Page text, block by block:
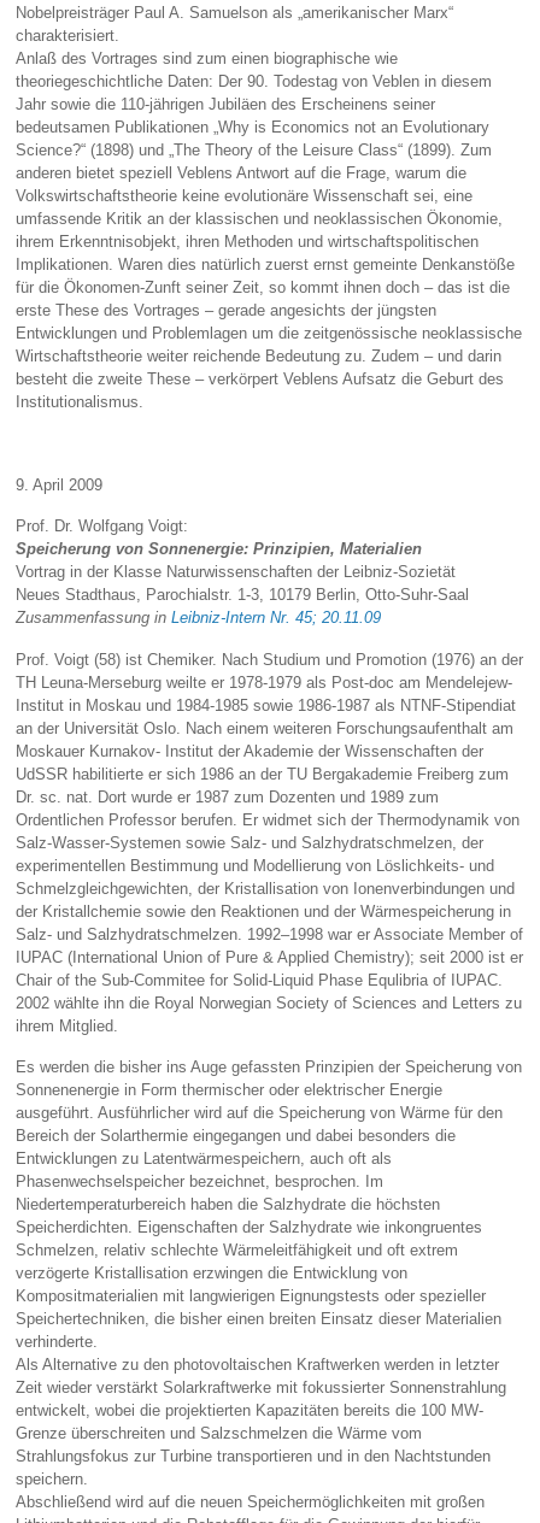
Nobelpreisträger Paul A. Samuelson als „amerikanischer Marx“
charakterisiert.
Anlaß des Vortrages sind zum einen biographische wie
theoriegeschichtliche Daten: Der 90. Todestag von Veblen in diesem
Jahr sowie die 110-jährigen Jubiläen des Erscheinens seiner
bedeutsamen Publikationen „Why is Economics not an Evolutionary
Science?“ (1898) und „The Theory of the Leisure Class“ (1899). Zum
anderen bietet speziell Veblens Antwort auf die Frage, warum die
Volkswirtschaftstheorie keine evolutionäre Wissenschaft sei, eine
umfassende Kritik an der klassischen und neoklassischen Ökonomie,
ihrem Erkenntnisobjekt, ihren Methoden und wirtschaftspolitischen
Implikationen. Waren dies natürlich zuerst ernst gemeinte Denkanstöße
für die Ökonomen-Zunft seiner Zeit, so kommt ihnen doch – das ist die
erste These des Vortrages – gerade angesichts der jüngsten
Entwicklungen und Problemlagen um die zeitgenössische neoklassische
Wirtschaftstheorie weiter reichende Bedeutung zu. Zudem – und darin
besteht die zweite These – verkörpert Veblens Aufsatz die Geburt des
Institutionalismus.
9. April 2009
Prof. Dr. Wolfgang Voigt:
Speicherung von Sonnenergie: Prinzipien, Materialien
Vortrag in der Klasse Naturwissenschaften der Leibniz-Sozietät
Neues Stadthaus, Parochialstr. 1-3, 10179 Berlin, Otto-Suhr-Saal
Zusammenfassung inLeibniz-Intern Nr. 45; 20.11.09
Prof. Voigt (58) ist Chemiker. Nach Studium und Promotion (1976) an der
TH Leuna-Merseburg weilte er 1978-1979 als Post-doc am Mendelejew-
Institut in Moskau und 1984-1985 sowie 1986-1987 als NTNF-Stipendiat
an der Universität Oslo. Nach einem weiteren Forschungsaufenthalt am
Moskauer Kurnakov- Institut der Akademie der Wissenschaften der
UdSSR habilitierte er sich 1986 an der TU Bergakademie Freiberg zum
Dr. sc. nat. Dort wurde er 1987 zum Dozenten und 1989 zum
Ordentlichen Professor berufen. Er widmet sich der Thermodynamik von
Salz-Wasser-Systemen sowie Salz- und Salzhydratschmelzen, der
experimentellen Bestimmung und Modellierung von Löslichkeits- und
Schmelzgleichgewichten, der Kristallisation von Ionenverbindungen und
der Kristallchemie sowie den Reaktionen und der Wärmespeicherung in
Salz- und Salzhydratschmelzen. 1992–1998 war er Associate Member of
IUPAC (International Union of Pure & Applied Chemistry); seit 2000 ist er
Chair of the Sub-Commitee for Solid-Liquid Phase Equlibria of IUPAC.
2002 wählte ihn die Royal Norwegian Society of Sciences and Letters zu
ihrem Mitglied.
Es werden die bisher ins Auge gefassten Prinzipien der Speicherung von
Sonnenenergie in Form thermischer oder elektrischer Energie
ausgeführt. Ausführlicher wird auf die Speicherung von Wärme für den
Bereich der Solarthermie eingegangen und dabei besonders die
Entwicklungen zu Latentwärmespeichern, auch oft als
Phasenwechselspeicher bezeichnet, besprochen. Im
Niedertemperaturbereich haben die Salzhydrate die höchsten
Speicherdichten. Eigenschaften der Salzhydrate wie inkongruentes
Schmelzen, relativ schlechte Wärmeleitfähigkeit und oft extrem
verzögerte Kristallisation erzwingen die Entwicklung von
Kompositmaterialien mit langwierigen Eignungstests oder spezieller
Speichertechniken, die bisher einen breiten Einsatz dieser Materialien
verhinderte.
Als Alternative zu den photovoltaischen Kraftwerken werden in letzter
Zeit wieder verstärkt Solarkraftwerke mit fokussierter Sonnenstrahlung
entwickelt, wobei die projektierten Kapazitäten bereits die 100 MW-
Grenze überschreiten und Salzschmelzen die Wärme vom
Strahlungsfokus zur Turbine transportieren und in den Nachtstunden
speichern.
Abschließend wird auf die neuen Speichermöglichkeiten mit großen